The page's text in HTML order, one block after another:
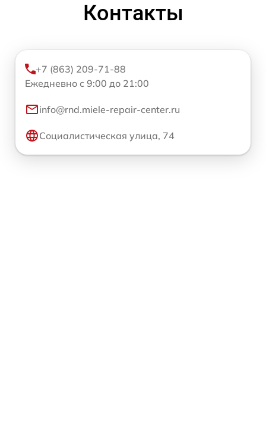
Контакты
+7 (863) 209-71-88
Ежедневно с 9:00 до 21:00
info@rnd.miele-repair-center.ru
Социалистическая улица, 74